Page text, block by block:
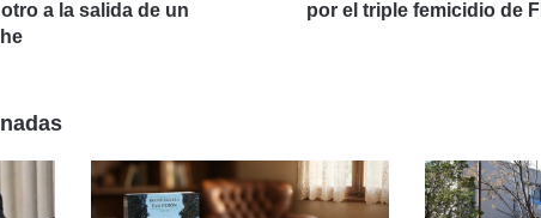
graves conmocionan a la provincia
Alberto endureció su mensaje a Adolfo y reabre la disputa del peronismo puntano
a la salida de un
por el triple femicidio de